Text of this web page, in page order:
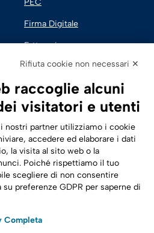
PEC
Firma Digitale
Fatturazione
Sicurezza Digitale
Cloud
Seguici su:
Rifiuta cookie non necessari ✕
raccoglie alcuni
visitatori e utenti
nostri partner utilizziamo i cookie
accedere ed elaborare i dati
la visita al sito web o la
Poiché rispettiamo il tuo
scegliere di non consentire
preferenze GDPR per saperne di
Completa